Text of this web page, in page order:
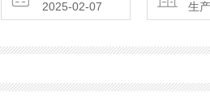
2025-02-07
生